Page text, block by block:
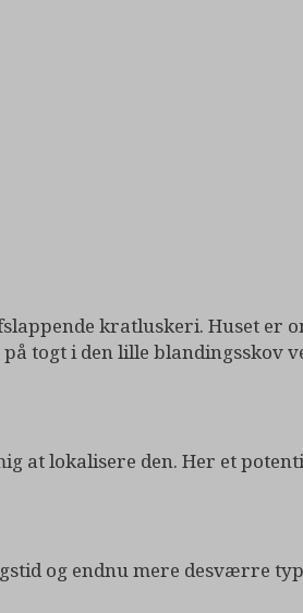
kratluskeri. Huset er
togt i den lille blandingsskov
at lokalisere den. Her et
og endnu mere desværre